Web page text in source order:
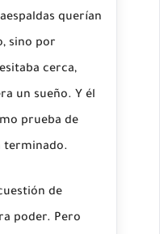
querían
sino por
cerca,
un sueño. Y él
prueba de
terminado.
de
poder. Pero